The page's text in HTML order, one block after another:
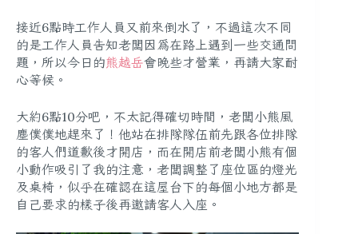
接近6點時工作人員又前來倒水了，不過這次不同
的是工作人員告知老闆因為在路上遇到一些交通問
題，所以今日的熊越岳會晚些才營業，再請大家耐
心等候。
大約6點10分吧，不太記得確切時間，老闆小熊風
塵僕僕地趕來了！他站在排隊隊伍前先跟各位排隊
的客人們道歉後才開店，而在開店前老闆小熊有個
小動作吸引了我的注意，老闆調整了座位區的燈光
及桌椅，似乎在確認在這屋台下的每個小地方都是
自己要求的樣子後再邀請客人入座。